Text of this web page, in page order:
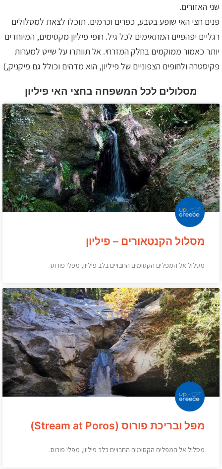
שני האזורים.
פנים חצי האי שופע בטבע, כפרים וכרמים. תוכלו לצאת למסלולים
רגליים יפהפיים המתאימים לכל גיל. חופי פיליון מקסימים, המיוחדים
יותר כאמור ממוקמים בחלק המזרחי. אל תוותרו על שייט למערות
פקיסטרה ולחופים הצפוניים של פיליון, הוא מדהים וכולל גם פיקניק,)
מסלולים לכל המשפחה בחצי האי פיליון
מסלול הקנטאורים – פיליון
מסלול אל המפלים הקסומים החבויים בלב פיליון, מפלי פורוס.
מפל ובריכת פורוס (Stream at Poros)
מסלול אל המפלים הקסומים החבויים בלב פיליון, מפלי פורוס.